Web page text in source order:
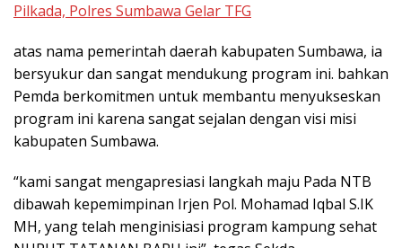
Pilkada, Polres Sumbawa Gelar TFG
atas nama pemerintah daerah kabupaten Sumbawa, ia
bersyukur dan sangat mendukung program ini. bahkan
Pemda berkomitmen untuk membantu menyukseskan
program ini karena sangat sejalan dengan visi misi
kabupaten Sumbawa.
“kami sangat mengapresiasi langkah maju Pada NTB
dibawah kepemimpinan Irjen Pol. Mohamad Iqbal S.IK
MH, yang telah menginisiasi program kampung sehat